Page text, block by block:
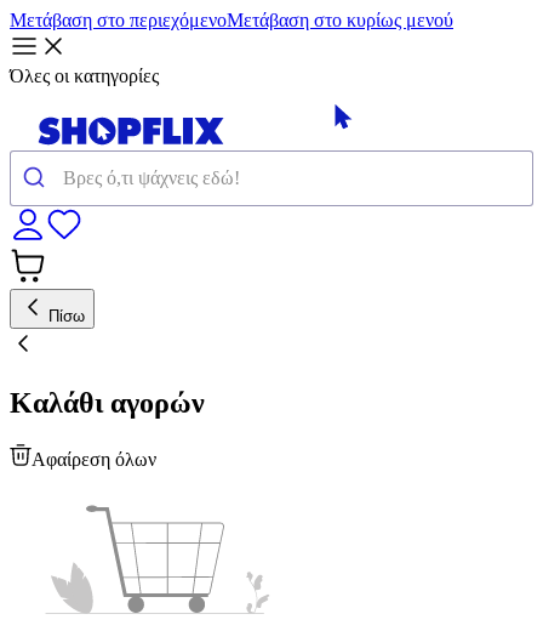
Μετάβαση στο περιεχόμενοΜετάβαση στο κυρίως μενού
Όλες οι κατηγορίες
Πίσω
Καλάθι αγορών
Αφαίρεση όλων